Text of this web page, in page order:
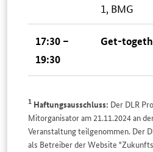
1, BMG
17:30 –
19:30
Get-
1 Haftungsausschluss: Der DLR
Mitorganisator am 21.11.2024 an
Veranstaltung teilgenommen. Der
als Betreiber der Website